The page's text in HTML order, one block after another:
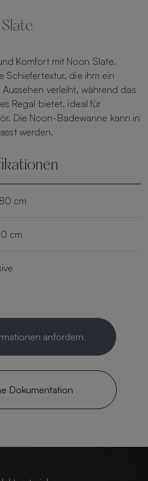
Komfort mit Noon Slate.
Schiefertextur, die ihm ein
verleiht, während das
Regal bietet, ideal für
Die Noon-Badewanne kann in
werden.
cm
cm
anfordern
Dokumentation